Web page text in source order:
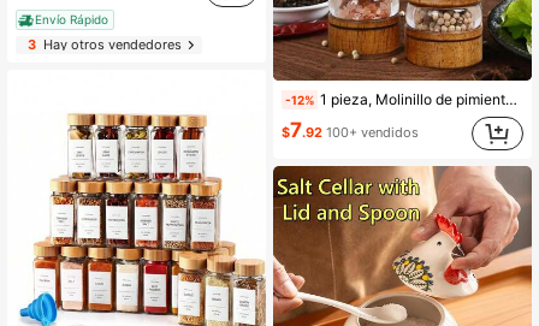
Envío Rápido
3Hay otros vendedores
-12% 1 pieza, Molinillo de pimienta, Molinillo de sal marina para el hogar, Molinillo de especias de madera, Molinillo de pimienta manual, Triturador de especias, Botella de especias reutilizable para barbacoa, picnic, camping, utensilios de cocina, regalos del Día de San Valentín, decoración de cocina
$7.92 100+ vendidos